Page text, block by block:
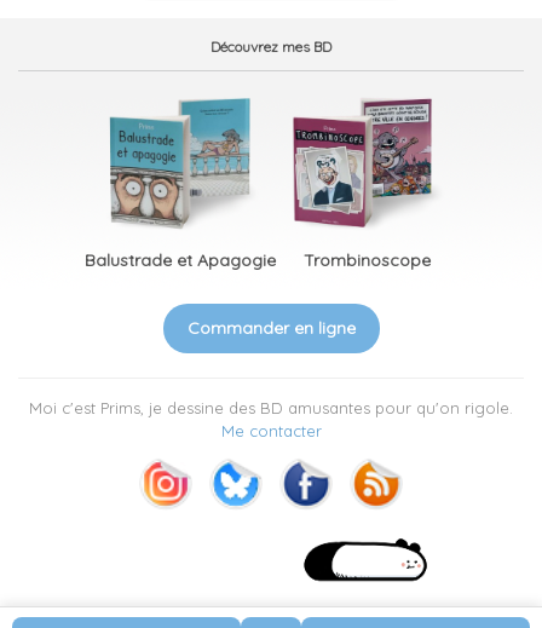
Découvrez mes BD
Balustrade et Apagogie Trombinoscope
Commander en ligne
Moi c'est Prims, je dessine des BD amusantes pour qu'on rigole.
Me contacter